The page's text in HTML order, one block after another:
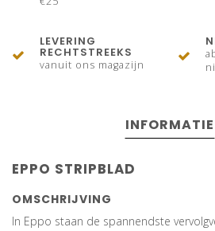
LEVERING
RECHTSTREEKS
vanuit ons magazijn
INFORMATIE
EPPO STRIPBLAD
OMSCHRIJVING
In Eppo staan de spannendste